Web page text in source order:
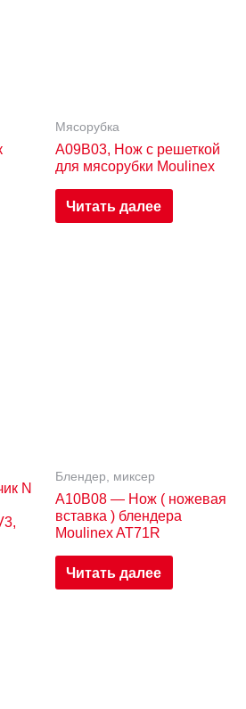
Мясорубка
A09B03, Нож с решеткой
для мясорубки Moulinex
Читать далее
N
Блендер, миксер
A10B08 — Нож ( ножевая
вставка ) блендера
Moulinex AT71R
Читать далее